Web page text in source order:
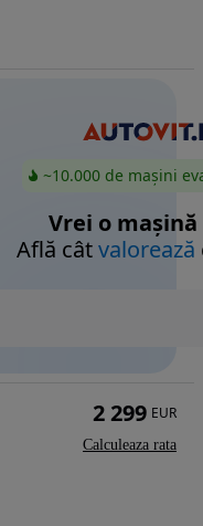
~10.000 de mașini
Vrei o mașină
Află câtvalorează
2 299 EUR
Calculeaza rata